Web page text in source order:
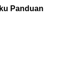
Panduan